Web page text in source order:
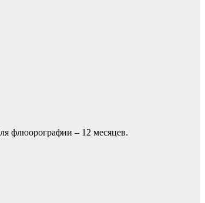
флюорографии – 12 месяцев.